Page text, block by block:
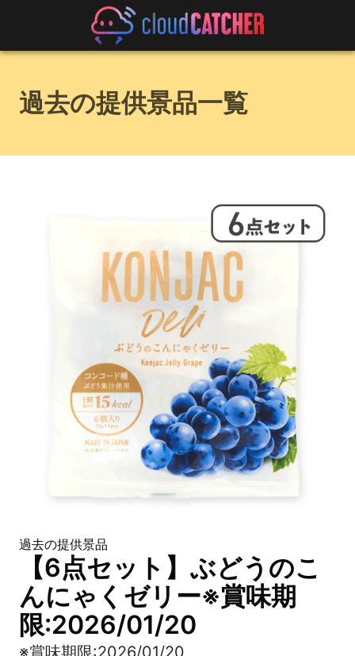
過去の提供景品一覧
過去の提供景品
【6点セット】ぶどうのこ
んにゃくゼリー※賞味期
限:2026/01/20
※賞味期限:2026/01/20